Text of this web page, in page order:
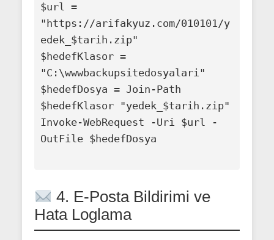
$url =
"https://arifakyuz.com/010101/y
edek_$tarih.zip"
$hedefKlasor =
"C:\wwwbackupsitedosyalari"
$hedefDosya = Join-Path
$hedefKlasor "yedek_$tarih.zip"
Invoke-WebRequest -Uri $url -
OutFile $hedefDosya
4. E-Posta Bildirimi ve
Hata Loglama